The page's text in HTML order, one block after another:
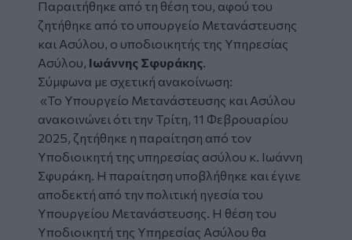
Παραιτήθηκε από τη θέση του, αφού του
ζητήθηκε από το υπουργείο Μετανάστευσης
και Ασύλου, ο υποδιοικητής της Υπηρεσίας
Ασύλου, Ιωάννης Σφυράκης.
Σύμφωνα με σχετική ανακοίνωση:
«Το Υπουργείο Μετανάστευσης και Ασύλου
ανακοινώνει ότι την Τρίτη, 11 Φεβρουαρίου
2025, ζητήθηκε η παραίτηση από τον
Υποδιοικητή της υπηρεσίας ασύλου κ. Ιωάννη
Σφυράκη. Η παραίτηση υποβλήθηκε και έγινε
αποδεκτή από την πολιτική ηγεσία του
Υπουργείου Μετανάστευσης. Η θέση του
Υποδιοικητή της Υπηρεσίας Ασύλου θα